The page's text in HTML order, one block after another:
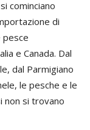
cominciano
di
pesce
e Canada. Dal
dal Parmigiano
le pesche e le
non si trovano